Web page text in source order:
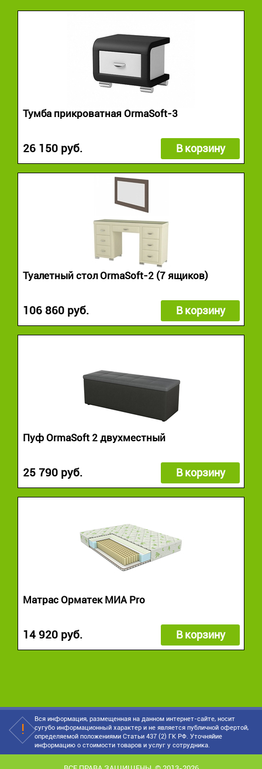
Тумба прикроватная OrmaSoft-3
26 150 руб. В корзину
Туалетный стол OrmaSoft-2 (7 ящиков)
106 860 руб. В корзину
Пуф OrmaSoft 2 двухместный
25 790 руб. В корзину
Матрас Орматек МИА Pro
14 920 руб. В корзину
Вся информация, размещенная на данном интернет-сайте, носит
сугубо информационный характер и не является публичной офертой,
определяемой положениями Статьи 437 (2) ГК РФ. Уточняйие
информацию о стоимости товаров и услуг у сотрудника.